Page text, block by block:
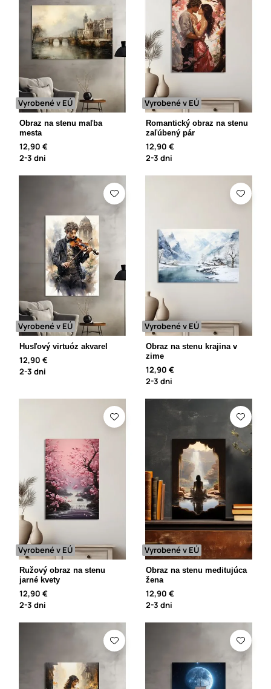
Vyrobené v EÚ
Obraz na stenu maľba
mesta
12,90 €
2-3 dni
Vyrobené v EÚ
Romantický obraz na stenu
zaľúbený pár
12,90 €
2-3 dni
Vyrobené v EÚ
Husľový virtuóz akvarel
12,90 €
2-3 dni
Vyrobené v EÚ
Obraz na stenu krajina v
zime
12,90 €
2-3 dni
Vyrobené v EÚ
Ružový obraz na stenu
jarné kvety
12,90 €
2-3 dni
Vyrobené v EÚ
Obraz na stenu meditujúca
žena
12,90 €
2-3 dni